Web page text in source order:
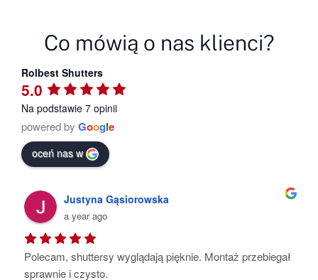
Co mówią o nas klienci?
Rolbest Shutters
5.0
Na podstawie 7 opinii
powered by Google
oceń nas w
Justyna Gąsiorowska
a year ago
Polecam, shuttersy wyglądają pięknie. Montaż przebiegał
sprawnie i czysto.